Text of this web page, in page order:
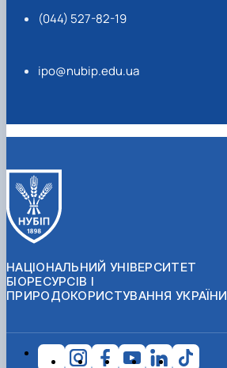
(044) 527-82-19
ipo@nubip.edu.ua
НАЦІОНАЛЬНИЙ УНІВЕРСИТЕТ
БІОРЕСУРСІВ І
ПРИРОДОКОРИСТУВАННЯ УКРАЇНИ